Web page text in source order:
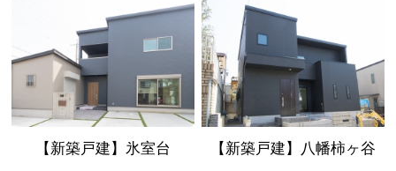
【新築戸建】氷室台 【新築戸建】八幡柿ヶ谷